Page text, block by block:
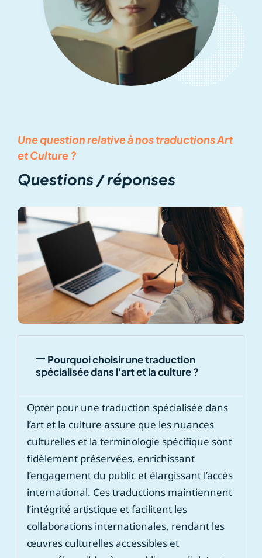
Une question relative à nos traductions Art
et Culture ?
Questions / réponses
Pourquoi choisir une traduction
spécialisée dans l'art et la culture ?
Opter pour une traduction spécialisée dans
l’art et la culture assure que les nuances
culturelles et la terminologie spécifique sont
fidèlement préservées, enrichissant
l’engagement du public et élargissant l’accès
international. Ces traductions maintiennent
l’intégrité artistique et facilitent les
collaborations internationales, rendant les
œuvres culturelles accessibles et